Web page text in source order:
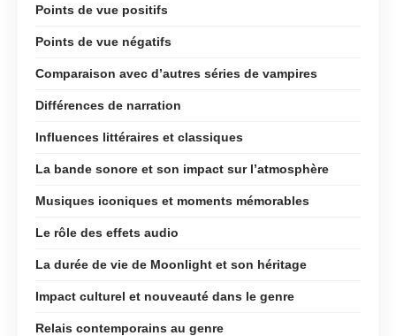
Points de vue positifs
Points de vue négatifs
Comparaison avec d’autres séries de vampires
Différences de narration
Influences littéraires et classiques
La bande sonore et son impact sur l’atmosphère
Musiques iconiques et moments mémorables
Le rôle des effets audio
La durée de vie de Moonlight et son héritage
Impact culturel et nouveauté dans le genre
Relais contemporains au genre